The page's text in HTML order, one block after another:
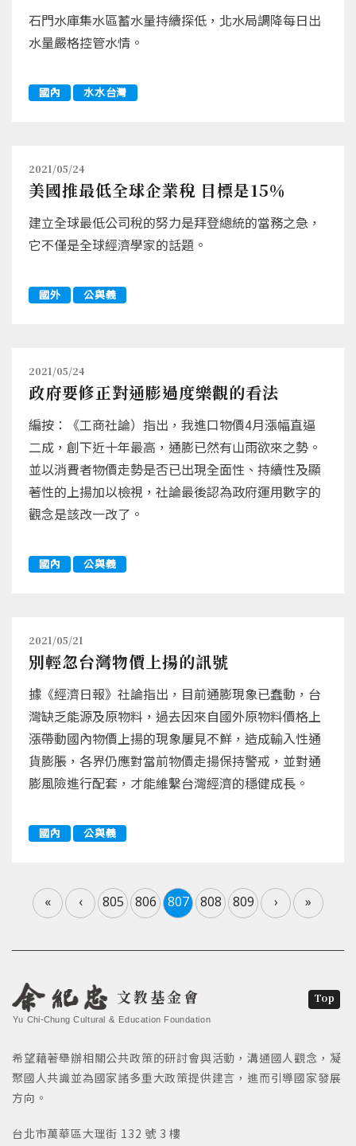
石門水庫集水區蓄水量持續探低，北水局調降每日出
水量嚴格控管水情。
國內 水水台灣
2021/05/24
美國推最低全球企業稅 目標是15％
建立全球最低公司稅的努力是拜登總統的當務之急，
它不僅是全球經濟學家的話題。
國外 公與義
2021/05/24
政府要修正對通膨過度樂觀的看法
編按：《工商社論）指出，我進口物價4月漲幅直逼
二成，創下近十年最高，通膨已然有山雨欲來之勢。
並以消費者物價走勢是否已出現全面性、持續性及顯
著性的上揚加以檢視，社論最後認為政府運用數字的
觀念是該改一改了。
國內 公與義
2021/05/21
別輕忽台灣物價上揚的訊號
據《經濟日報》社論指出，目前通膨現象已蠢動，台
灣缺乏能源及原物料，過去因來自國外原物料價格上
漲帶動國內物價上揚的現象屢見不鮮，造成輸入性通
貨膨脹，各界仍應對當前物價走揚保持警戒，並對通
膨風險進行配套，才能維繫台灣經濟的穩健成長。
國內 公與義
« ‹ 805 806 807 808 809 › »
文教基金會
Yu Chi-Chung Cultural & Education Foundation
希望藉著舉辦相關公共政策的研討會與活動，溝通國人觀念，凝
聚國人共識並為國家諸多重大政策提供建言，進而引導國家發展
方向。
台北市萬華區大理街 132 號 3 樓
Top